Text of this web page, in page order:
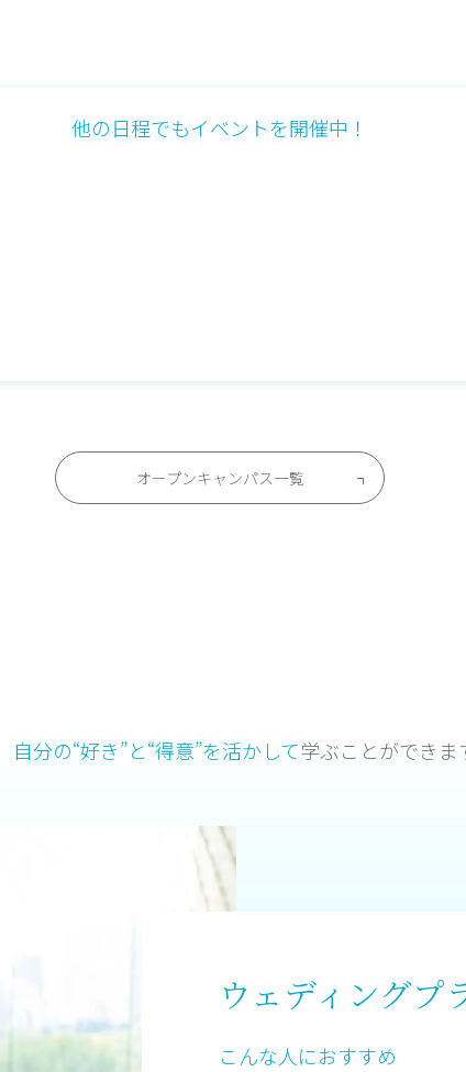
他の日程でもイベントを開催中！
オープンキャンパス一覧
自分の“好き”と“得意”を活かして学ぶことができま
ウェディングプ
こんな人におすすめ